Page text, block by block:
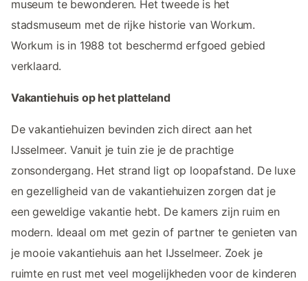
museum te bewonderen. Het tweede is het
stadsmuseum met de rijke historie van Workum.
Workum is in 1988 tot beschermd erfgoed gebied
verklaard.
Vakantiehuis op het platteland
De vakantiehuizen bevinden zich direct aan het
IJsselmeer. Vanuit je tuin zie je de prachtige
zonsondergang. Het strand ligt op loopafstand. De luxe
en gezelligheid van de vakantiehuizen zorgen dat je
een geweldige vakantie hebt. De kamers zijn ruim en
modern. Ideaal om met gezin of partner te genieten van
je mooie vakantiehuis aan het IJsselmeer. Zoek je
ruimte en rust met veel mogelijkheden voor de kinderen